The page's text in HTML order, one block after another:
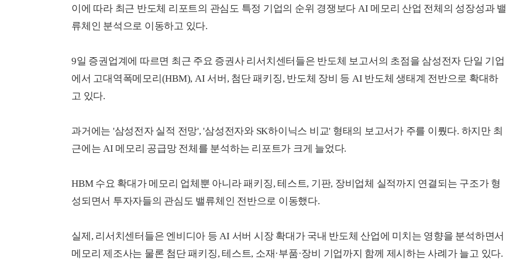
이에 따라 최근 반도체 리포트의 관심도 특정 기업의 순위 경쟁보다 AI 메모리 산업 전체의 성장성과 밸
류체인 분석으로 이동하고 있다.
9일 증권업계에 따르면 최근 주요 증권사 리서치센터들은 반도체 보고서의 초점을 삼성전자 단일 기업
에서 고대역폭메모리(HBM), AI 서버, 첨단 패키징, 반도체 장비 등 AI 반도체 생태계 전반으로 확대하
고 있다.
과거에는 '삼성전자 실적 전망', '삼성전자와 SK하이닉스 비교' 형태의 보고서가 주를 이뤘다. 하지만 최
근에는 AI 메모리 공급망 전체를 분석하는 리포트가 크게 늘었다.
HBM 수요 확대가 메모리 업체뿐 아니라 패키징, 테스트, 기판, 장비업체 실적까지 연결되는 구조가 형
성되면서 투자자들의 관심도 밸류체인 전반으로 이동했다.
실제, 리서치센터들은 엔비디아 등 AI 서버 시장 확대가 국내 반도체 산업에 미치는 영향을 분석하면서
메모리 제조사는 물론 첨단 패키징, 테스트, 소재·부품·장비 기업까지 함께 제시하는 사례가 늘고 있다.